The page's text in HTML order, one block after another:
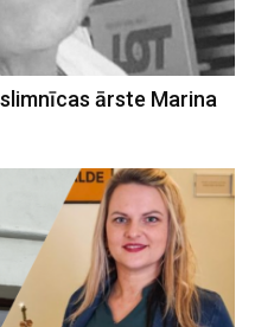
ārste Marina